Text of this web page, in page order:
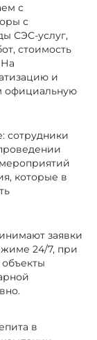
с
с
СЭС-услуг,
стоимость
и
официальную
сотрудники
которые в
заявки
24/7, при
в